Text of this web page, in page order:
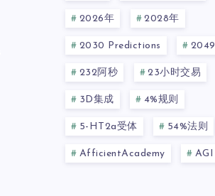
2026年 2028年
2030 Predictions 2049
232阿秒 23小时交易
3D集成 4%规则
5-HT2a受体 54%法则
AfficientAcademy AGI